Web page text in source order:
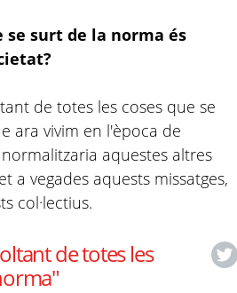
se surt de la norma és
de totes les coses que se
ara vivim en l'època de
aquestes altres
a vegades aquests missatges,
col·lectius.
de totes les